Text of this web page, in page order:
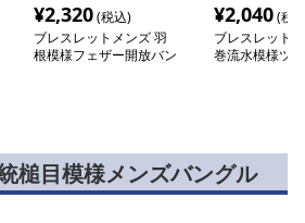
¥2,320(税込)
ブレスレットメンズ 羽
根模様フェザー開放バン
¥2,040(税
ブレスレット
巻流水模様ツ
槌目模様メンズバングル